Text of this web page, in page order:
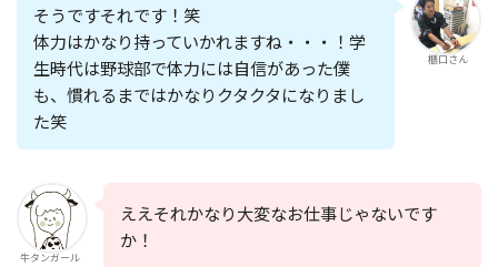
櫃口さん
そうですそれです！笑
体力はかなり持っていかれますね・・・！学
生時代は野球部で体力には自信があった僕
も、慣れるまではかなりクタクタになりまし
た笑
牛タンガール
ええそれかなり大変なお仕事じゃないです
か！